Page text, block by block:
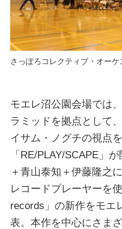
さっぽろコレクティブ・オーケ
モエレ沼公園会場では
ラミッドを拠点として
イサム・ノグチの視点
「RE/PLAY/SCAPE」
＋青山泰知＋伊藤隆之
レコードプレーヤーを
records」の新作をモエ
表。本作を中心にさま